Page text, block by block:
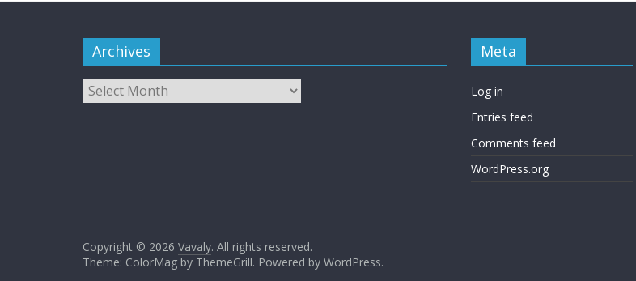
Archives Meta
Log in
Entries feed
Comments feed
WordPress.org
Copyright © 2026 Vavaly. All rights reserved.
Theme: ColorMag by ThemeGrill. Powered by WordPress.